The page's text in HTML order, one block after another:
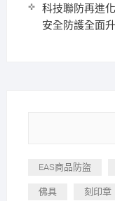
科技聯防再進
安全防護全面
EAS商品防盜
佛具 刻印章